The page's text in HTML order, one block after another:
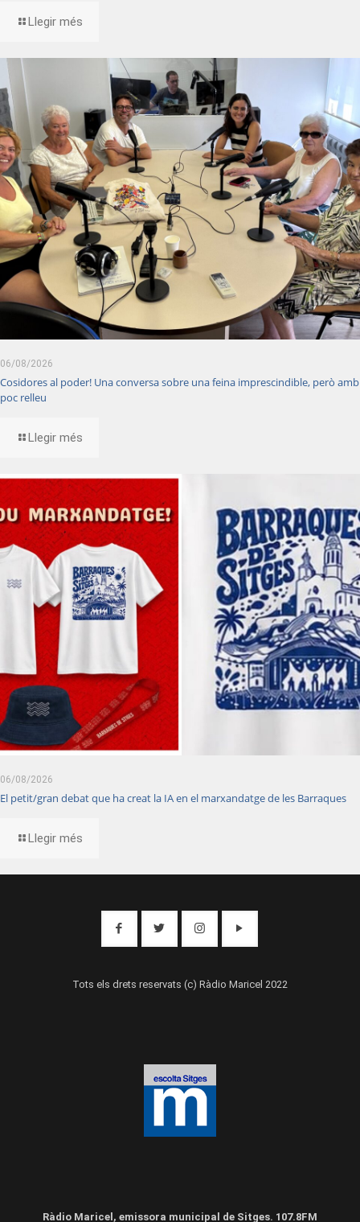
Llegir més
06/08/2026
Cosidores al poder! Una conversa sobre una feina imprescindible, però amb
poc relleu
Llegir més
06/08/2026
El petit/gran debat que ha creat la IA en el marxandatge de les Barraques
Llegir més
Tots els drets reservats (c) Ràdio Maricel 2022
Ràdio Maricel, emissora municipal de Sitges. 107.8FM